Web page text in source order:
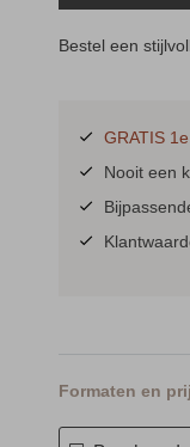
Bestel een
GRATIS
Nooit een
Formaten en